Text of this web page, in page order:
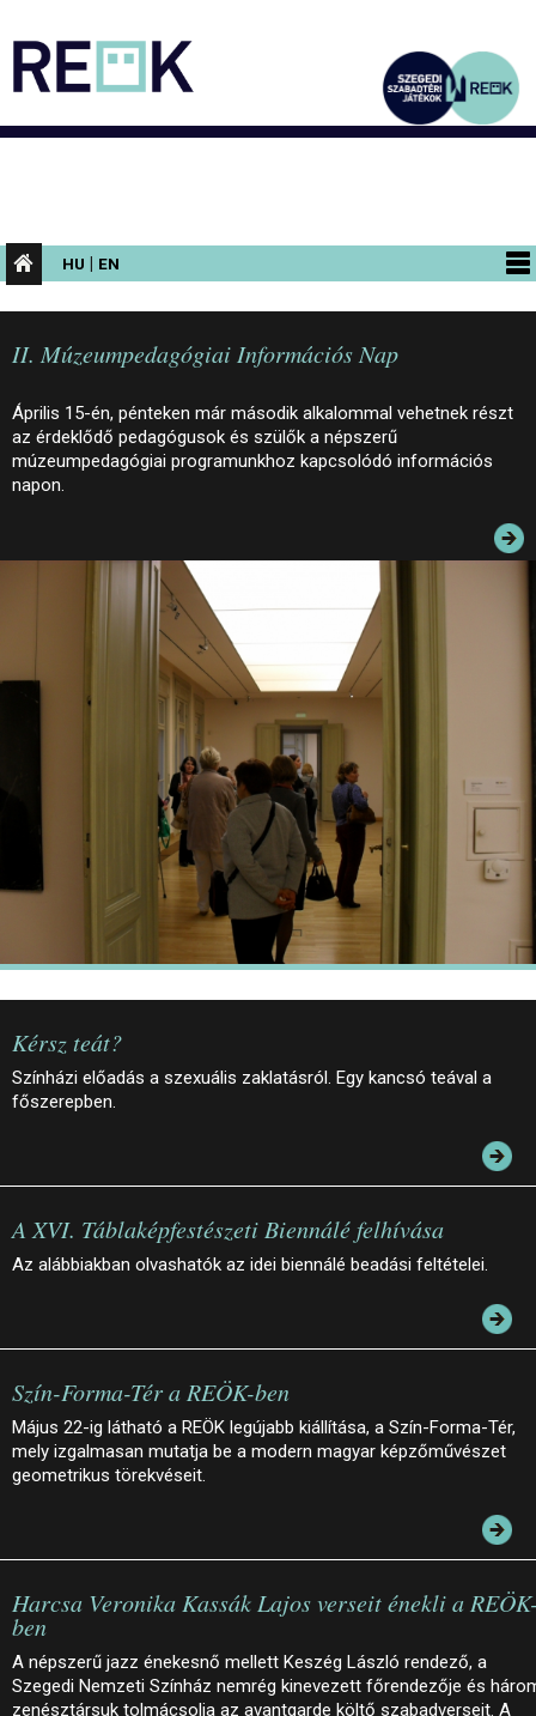
HU | EN
PROGRAMOK
KIÁLLÍTÁSOK
AZ ÉPÜLET
INFORMÁCIÓK
ELÉRHETŐSÉG
PALOTASÉTÁK ÉS VEZETÉSEK
KÖZÉRDEKŰ ADATOK
II. Múzeumpedagógiai Információs Nap
Április 15-én, pénteken már második alkalommal vehetnek részt
az érdeklődő pedagógusok és szülők a népszerű
múzeumpedagógiai programunkhoz kapcsolódó információs
napon.
Kérsz teát?
Színházi előadás a szexuális zaklatásról. Egy kancsó teával a
főszerepben.
A XVI. Táblaképfestészeti Biennálé felhívása
Az alábbiakban olvashatók az idei biennálé beadási feltételei.
Szín-Forma-Tér a REÖK-ben
Május 22-ig látható a REÖK legújabb kiállítása, a Szín-Forma-Tér,
mely izgalmasan mutatja be a modern magyar képzőművészet
geometrikus törekvéseit.
Harcsa Veronika Kassák Lajos verseit énekli a
ben
A népszerű jazz énekesnő mellett Keszég László rendező, a
Szegedi Nemzeti Színház nemrég kinevezett főrendezője és
zenésztársuk tolmácsolja az avantgarde költő szabadverseit. A